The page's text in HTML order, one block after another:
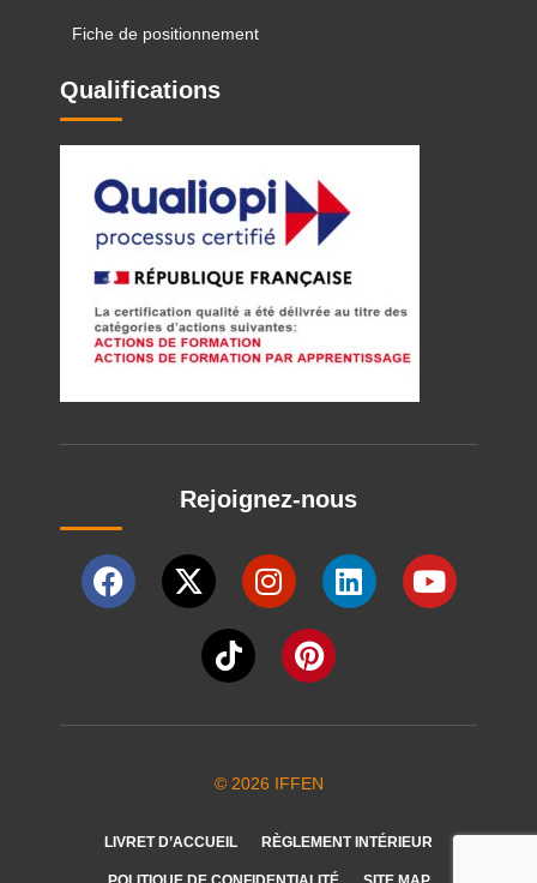
Fiche de positionnement
Qualifications
Rejoignez-nous
© 2026 IFFEN
LIVRET D’ACCUEIL RÈGLEMENT INTÉRIEUR